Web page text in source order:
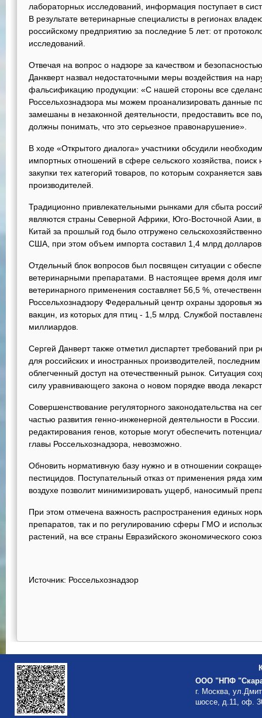
лабораторных исследований, информация поступает в
В результате ветеринарные специалисты в регионах
российскому предприятию за последние 5 лет: от
исследований.
Отвечая на вопрос о надзоре за качеством и
Данкверт назвал недостаточными меры воздействия на
фальсификацию продукции: «С нашей стороны все
Россельхознадзора мы можем проанализировать данные
замешаны в незаконной деятельности, предоставить все
должны понимать, что это серьезное правонарушение».
В ходе «Открытого диалога» участники обсудили
импортных отношений в сфере сельского хозяйства,
закупки тех категорий товаров, по которым сохраняется
производителей.
Традиционно привлекательными рынками для сбыта
являются страны Северной Африки, Юго-Восточной Азии,
Китай за прошлый год было отгружено
США, при этом объем импорта составил 1,4 млрд
Отдельный блок вопросов был посвящен ситуации с
ветеринарными препаратами. В настоящее время доля
ветеринарного применения составляет 56,5 %,
Россельхознадзору Федеральный центр охраны здоровья
вакцин, из которых для птиц - 1,5 млрд. Службой
миллиардов.
Сергей Данверт также отметил диспартет требований при
для российских и иностранных производителей,
облегченный доступ на отечественный рынок. Ситуация
силу уравнивающего закона о новом порядке ввода
Совершенствование регуляторного законодательства на
частью развития генно-инженерной деятельности в
редактирования генов, которые могут обеспечить
главы Россельхознадзора, невозможно.
Обновить нормативную базу нужно и в отношении
пестицидов. Поступательный отказ от применения ряда
воздухе позволит минимизировать ущерб, наносимый
При этом отмечена важность распространения единых
препаратов, так и по регулированию сферы ГМО и
растений, на все страны Евразийского экономического
Источник: Россельхознадзор
ООО "НПФ
г. Москва,
шоссе, д.11, оф.